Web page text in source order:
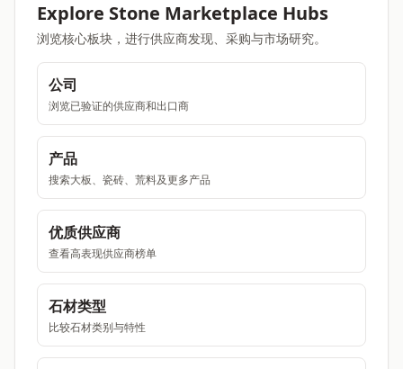
Explore Stone Marketplace Hubs
浏览核心板块，进行供应商发现、采购与市场研究。
公司
浏览已验证的供应商和出口商
产品
搜索大板、瓷砖、荒料及更多产品
优质供应商
查看高表现供应商榜单
石材类型
比较石材类别与特性